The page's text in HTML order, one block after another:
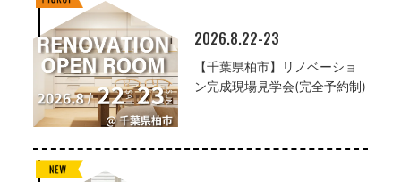
2026.8.22-23
【千葉県柏市】リノベーショ
ン完成現場見学会(完全予約制)